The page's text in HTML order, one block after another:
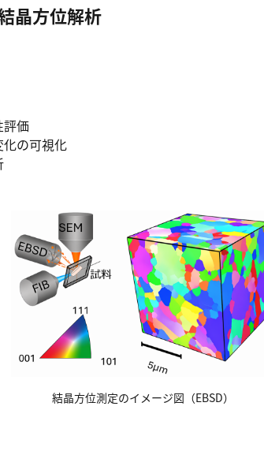
晶方位解析
評価
の可視化
結晶方位測定のイメージ図（EBSD）